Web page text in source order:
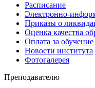
Расписание
Электронно-
Приказы о
Оценка качества
Оплата за обучение
Новости института
Фотогалерея
Преподавателю